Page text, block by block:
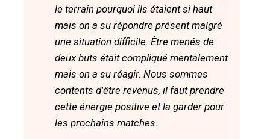
le terrain pourquoi ils étaient si haut
mais on a su répondre présent malgré
une situation difficile. Être menés de
deux buts était compliqué mentalement
mais on a su réagir. Nous sommes
contents d'être revenus, il faut prendre
cette énergie positive et la garder pour
les prochains matches.